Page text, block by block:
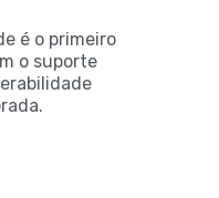
é o primeiro
o suporte